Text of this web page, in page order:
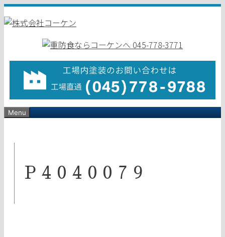
コ
ン
ツ
ッ
プMenu
P4040079